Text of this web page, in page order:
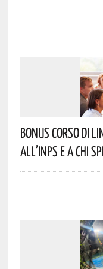
Bonus Corso Di
All’INPS E A Chi